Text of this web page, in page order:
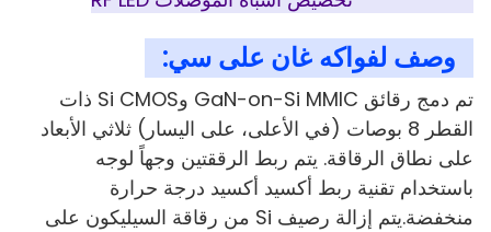
وصف لفواكه غان على سي:
تم دمج رقائق GaN-on-Si MMIC وSi CMOS ذات
القطر 8 بوصات (في الأعلى، على اليسار) ثلاثي الأبعاد
على نطاق الرقاقة. يتم ربط الرققتين وجهاً لوجه
باستخدام تقنية ربط أكسيد أكسيد درجة حرارة
منخفضة.يتم إزالة رصيف Si من رقاقة السيليكون على